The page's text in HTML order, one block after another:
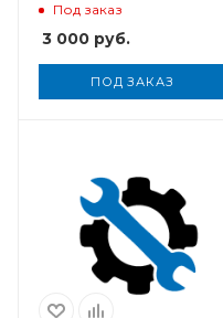
Под заказ
3 000 руб.
ПОД ЗАКАЗ